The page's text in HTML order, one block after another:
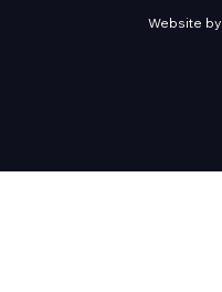
Website by